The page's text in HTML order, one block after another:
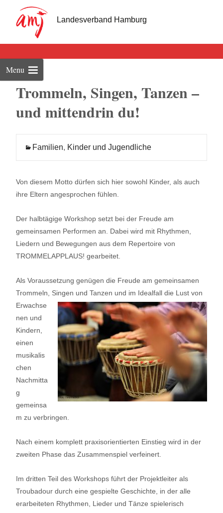
Landesverband Hamburg
Menu
Trommeln, Singen, Tanzen –
und mittendrin du!
Familien, Kinder und Jugendliche
Von diesem Motto dürfen sich hier sowohl Kinder, als auch
ihre Eltern angesprochen fühlen.
Der halbtägige Workshop setzt bei der Freude am
gemeinsamen Performen an. Dabei wird mit Rhythmen,
Liedern und Bewegungen aus dem Repertoire von
TROMMELAPPLAUS! gearbeitet.
Als Voraussetzung genügen die Freude am gemeinsamen
Trommeln, Singen und Tanzen und im Idealfall die Lust von
Erwachse
nen und
Kindern,
einen
musikalis
chen
Nachmitta
g
gemeinsa
m zu verbringen.
Nach einem komplett praxisorientierten Einstieg wird in der
zweiten Phase das Zusammenspiel verfeinert.
Im dritten Teil des Workshops führt der Projektleiter als
Troubadour durch eine gespielte Geschichte, in der alle
erarbeiteten Rhythmen, Lieder und Tänze spielerisch